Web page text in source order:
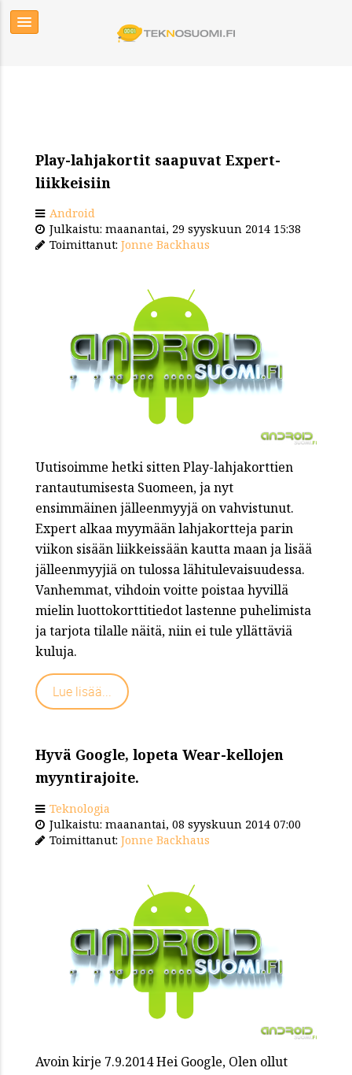
Play-lahjakortit saapuvat Expert-
liikkeisiin
Android
Julkaistu: maanantai, 29 syyskuun 2014 15:38
Toimittanut: Jonne Backhaus
Uutisoimme hetki sitten Play-lahjakorttien
rantautumisesta Suomeen, ja nyt
ensimmäinen jälleenmyyjä on vahvistunut.
Expert alkaa myymään lahjakortteja parin
viikon sisään liikkeissään kautta maan ja lisää
jälleenmyyjiä on tulossa lähitulevaisuudessa.
Vanhemmat, vihdoin voitte poistaa hyvillä
mielin luottokorttitiedot lastenne puhelimista
ja tarjota tilalle näitä, niin ei tule yllättäviä
kuluja.
Lue lisää...
Hyvä Google, lopeta Wear-kellojen
myyntirajoite.
Teknologia
Julkaistu: maanantai, 08 syyskuun 2014 07:00
Toimittanut: Jonne Backhaus
Avoin kirje 7.9.2014 Hei Google, Olen ollut